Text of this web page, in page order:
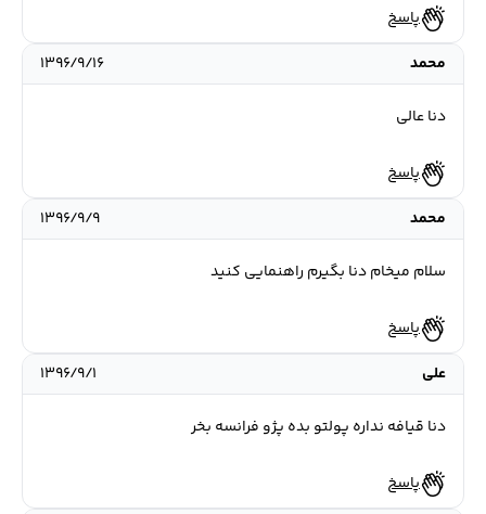
پاسخ
محمد
۱۳۹۶/۹/۱۶
دنا عالی
پاسخ
محمد
۱۳۹۶/۹/۹
سلام میخام دنا بگیرم راهنمایی کنید
پاسخ
علی
۱۳۹۶/۹/۱
دنا قیافه نداره پولتو بده پژو فرانسه بخر
پاسخ